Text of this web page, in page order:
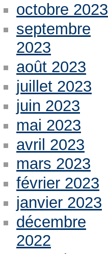
octobre 2023
septembre
2023
août 2023
juillet 2023
juin 2023
mai 2023
avril 2023
mars 2023
février 2023
janvier 2023
décembre
2022